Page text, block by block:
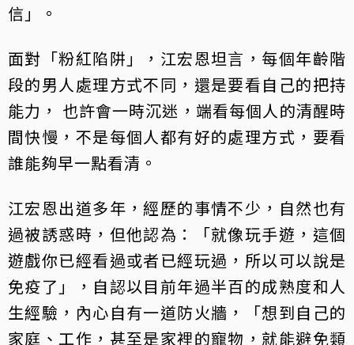
信」。
面對「粉紅陷阱」，江宏恩坦言，每個年齡階
段的男人處理方式不同，還是要看自己的把持
能力， 也許會一時沉迷，端看每個人的清醒時
間快慢，不是每個人都有好的處理方式，要看
誰能夠早一點看清。
江宏恩出道多年，經歷的事情不少，自然也有
過被誘惑時，但他認為：「就像玩手遊，這個
遊戲你已經看過或者已經玩過，所以可以說是
免疫了」，自認以目前年過半百的成熟度和人
生經驗，內心自有一道防火牆，「想到自己的
家庭、工作，甚至是家裡的寵物，就能避免類